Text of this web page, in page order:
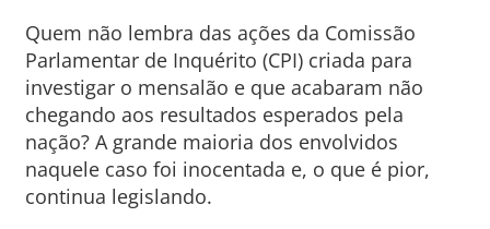
Quem não lembra das ações da Comissão
Parlamentar de Inquérito (CPI) criada para
investigar o mensalão e que acabaram não
chegando aos resultados esperados pela
nação? A grande maioria dos envolvidos
naquele caso foi inocentada e, o que é pior,
continua legislando.